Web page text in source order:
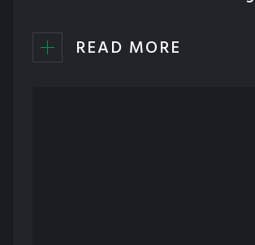
READ MORE